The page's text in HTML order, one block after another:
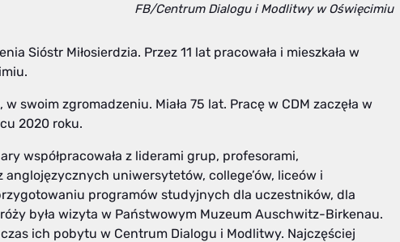
FB/Centrum Dialogu i Modlitwy w Oświęcimiu
Sióstr Miłosierdzia. Przez 11 lat pracowała i mieszkała w
swoim zgromadzeniu. Miała 75 lat. Pracę w CDM zaczęła w
2020 roku.
współpracowała z liderami grup, profesorami,
anglojęzycznych uniwersytetów, college’ów, liceów i
programów studyjnych dla uczestników, dla
była wizyta w Państwowym Muzeum Auschwitz-Birkenau.
ich pobytu w Centrum Dialogu i Modlitwy. Najczęściej